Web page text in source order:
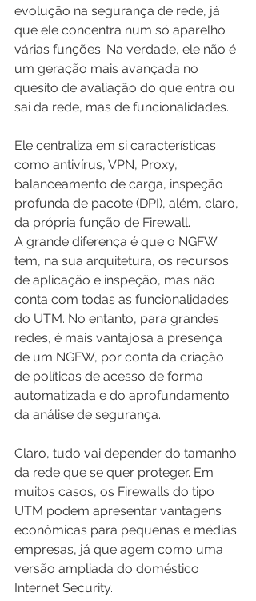
evolução na segurança de rede, já
que ele concentra num só aparelho
várias funções. Na verdade, ele não é
um geração mais avançada no
quesito de avaliação do que entra ou
sai da rede, mas de funcionalidades.
Ele centraliza em si características
como antivírus, VPN, Proxy,
balanceamento de carga, inspeção
profunda de pacote (DPI), além, claro,
da própria função de Firewall.
A grande diferença é que o NGFW
tem, na sua arquitetura, os recursos
de aplicação e inspeção, mas não
conta com todas as funcionalidades
do UTM. No entanto, para grandes
redes, é mais vantajosa a presença
de um NGFW, por conta da criação
de políticas de acesso de forma
automatizada e do aprofundamento
da análise de segurança.
Claro, tudo vai depender do tamanho
da rede que se quer proteger. Em
muitos casos, os Firewalls do tipo
UTM podem apresentar vantagens
econômicas para pequenas e médias
empresas, já que agem como uma
versão ampliada do doméstico
Internet Security.